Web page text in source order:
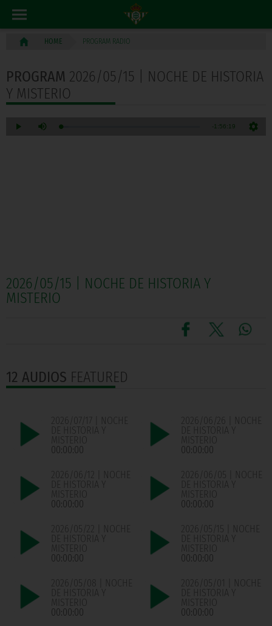
HOME PROGRAM RADIO
PROGRAM 2026/05/15 | NOCHE DE HISTORIA
Y MISTERIO
2026/05/15 | NOCHE DE HISTORIA Y
MISTERIO
12 AUDIOS FEATURED
2026/07/17 | NOCHE
DE HISTORIA Y
MISTERIO
00:00:00
2026/06/26 | NOCHE
DE HISTORIA Y
MISTERIO
00:00:00
2026/06/12 | NOCHE
DE HISTORIA Y
MISTERIO
00:00:00
2026/06/05 | NOCHE
DE HISTORIA Y
MISTERIO
00:00:00
2026/05/22 | NOCHE
DE HISTORIA Y
MISTERIO
00:00:00
2026/05/15 | NOCHE
DE HISTORIA Y
MISTERIO
00:00:00
2026/05/08 | NOCHE
DE HISTORIA Y
MISTERIO
00:00:00
2026/05/01 | NOCHE
DE HISTORIA Y
MISTERIO
00:00:00